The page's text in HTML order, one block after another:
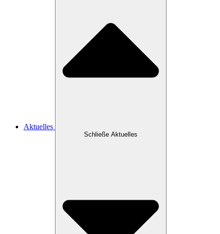
Aktuelles
Schließe Aktuelles